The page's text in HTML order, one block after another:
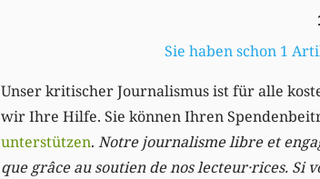
Sie haben schon 1
Unser kritischer Journalismus ist für alle
wir Ihre Hilfe. Sie können Ihren
unterstützen. Notre journalisme libre et
que grâce au soutien de nos lecteur·rices. Si